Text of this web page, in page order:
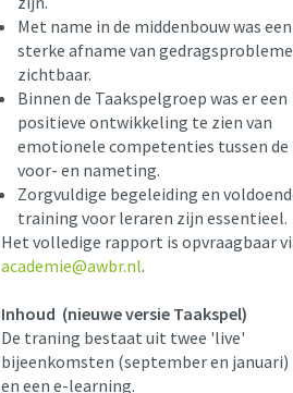
Met name in de middenbouw was een
sterke afname van
zichtbaar.
Binnen de Taakspelgroep was er een
positieve ontwikkeling te zien van
emotionele competenties tussen de
voor- en nameting.
Zorgvuldige begeleiding en
training voor leraren zijn essentieel.
Het volledige rapport is opvraagbaar
academie@awbr.nl.
Inhoud (nieuwe versie Taakspel)
De traning bestaat uit twee 'live'
bijeenkomsten (september en januari)
en een e-learning.